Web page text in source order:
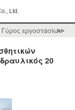
Ltd.
Γύρος εργοστασίων
>>
20